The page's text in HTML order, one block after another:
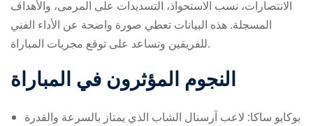
الانتصارات، نسب الاستحواذ، التسديدات على المرمى، والأهداف
المسجلة. هذه البيانات تعطي صورة واضحة عن الأداء الفني
للفريقين وتساعد على توقع مجريات المباراة.
النجوم المؤثرون في المباراة
بوكايو ساكا: لاعب آرسنال الشاب الذي يمتاز بالسرعة والقدرة